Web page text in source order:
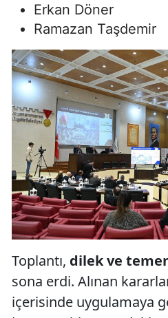
Erkan Döner
Ramazan Taşdemir
Toplantı, dilek ve
sona erdi. Alınan
içerisinde uygulamaya